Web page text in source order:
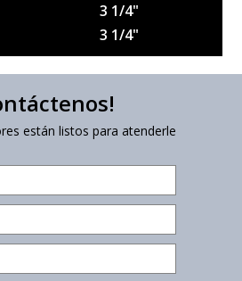
3 1/4"
3 1/4"
están listos para atenderle